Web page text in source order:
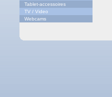
Tablet-accessoires
TV / Video
Webcams